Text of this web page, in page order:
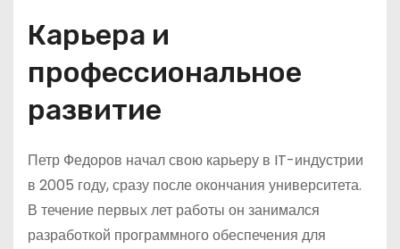
Карьера и
профессиональное
развитие
Петр Федоров начал свою карьеру в IT-индустрии
в 2005 году, сразу после окончания университета.
В течение первых лет работы он занимался
разработкой программного обеспечения для